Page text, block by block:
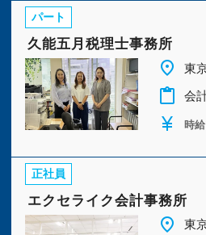
採用ご担当
埼玉県(13)
東京都(161)
新潟県(3) 富
石川県(2)
山梨県(2)
パート
久能五月税理士事務所
place 東
content_paste 会
currency_yen 時給
正社員
エクセライク会計事務所
place 東